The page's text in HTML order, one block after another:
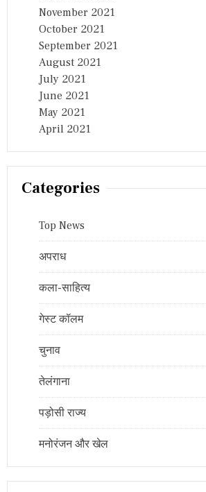
November 2021
October 2021
September 2021
August 2021
July 2021
June 2021
May 2021
April 2021
Categories
Top News
अपराध
कला-साहित्य
गेस्ट कॉलम
चुनाव
तेलंगाना
पड़ोसी राज्य
मनोरंजन और खेल